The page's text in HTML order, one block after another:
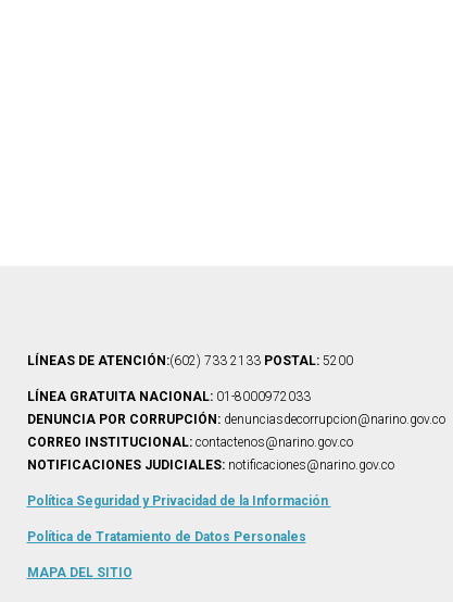
LÍNEAS DE ATENCIÓN:(602) 733 2133 POSTAL: 5200
LÍNEA GRATUITA NACIONAL: 01-8000972033
DENUNCIA POR CORRUPCIÓN: denunciasdecorrupcion@narino.gov.co
CORREO INSTITUCIONAL: contactenos@narino.gov.co
NOTIFICACIONES JUDICIALES: notificaciones@narino.gov.co
Política Seguridad y Privacidad de la Información
Política de Tratamiento de Datos Personales
MAPA DELSITIO